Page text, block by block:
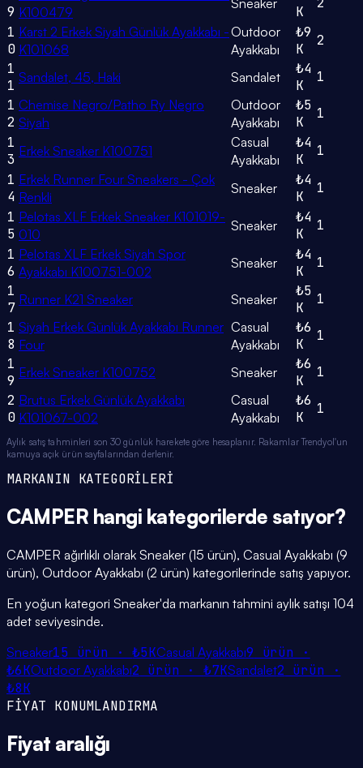
9 K100479
Sneaker
K
1
0
Karst 2 Erkek Siyah Günlük Ayakkabı -
K101068
Outdoor
Ayakkabı
₺9
K
2
1
1 Sandalet, 45, Haki Sandalet
₺4
K
1
1
2
Chemise Negro/Patho Ry Negro
Siyah
Outdoor
Ayakkabı
₺5
K
1
1
3 Erkek Sneaker K100751
Casual
Ayakkabı
₺4
K
1
1
4
Erkek Runner Four Sneakers - Çok
Renkli
Sneaker
₺4
K
1
1
5
Pelotas XLF Erkek Sneaker K101019-
010
Sneaker
₺4
K
1
1
6
Pelotas XLF Erkek Siyah Spor
Ayakkabı K100751-002
Sneaker
₺4
K
1
1
7 Runner K21 Sneaker Sneaker
₺5
K
1
1
8
Siyah Erkek Günlük Ayakkabı Runner
Four
Casual
Ayakkabı
₺6
K
1
1
9 Erkek Sneaker K100752 Sneaker
₺6
K
1
2
0
Brutus Erkek Günlük Ayakkabı
K101067-002
Casual
Ayakkabı
₺6
K
1
Aylık satış tahminleri son 30 günlük harekete göre hesaplanır. Rakamlar Trendyol'un
kamuya açık ürün sayfalarından derlenir.
MARKANIN KATEGORİLERİ
CAMPER hangi kategorilerde satıyor?
CAMPER ağırlıklı olarak Sneaker (15 ürün), Casual Ayakkabı (9
ürün), Outdoor Ayakkabı (2 ürün) kategorilerinde satış yapıyor.
En yoğun kategori Sneaker'da markanın tahmini aylık satışı 104
adet seviyesinde.
Sneaker15 ürün ·₺5KCasual Ayakkabı9 ürün ·
₺6KOutdoor Ayakkabı2 ürün ·₺7KSandalet2 ürün ·
₺8K
FİYAT KONUMLANDIRMA
Fiyat aralığı